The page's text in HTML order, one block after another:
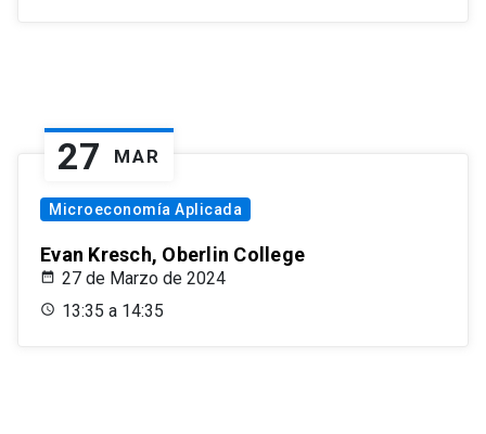
27 MAR
Microeconomía Aplicada
Evan Kresch, Oberlin College
27 de Marzo de 2024
13:35 a 14:35